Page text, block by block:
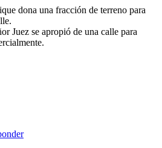
dona una fracción de terreno para
Juez se apropió de una calle para